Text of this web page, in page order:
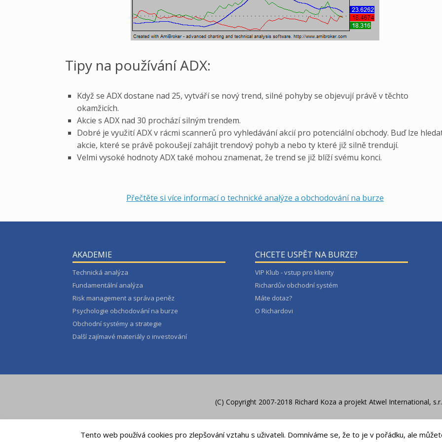
Tipy na používání ADX:
Když se ADX dostane nad 25, vytváří se nový trend, silné pohyby se objevují právě v těchto
okamžicích.
Akcie s ADX nad 30 prochází silným trendem.
Dobré je využití ADX v rácmi scannerů pro vyhledávání akcií pro potenciální obchody. Buď lze
akcie, které se právě pokoušejí zahájit trendový pohyb a nebo ty které již silně trendují.
Velmi vysoké hodnoty ADX také mohou znamenat, že trend se již blíží svému konci.
Přečtěte si více informací o technické analýze a obchodování na burze
AKADEMIE
Technická analýza
Fundamentální analýza
Risk management a správa peněz
Psychologie obchodování na burze
Obchodní systémy a strategie
Další zajímavé materiály o investování
CHCETE USPĚT NA BURZE?
VIP Klub - vstup pro klienty
Richardův obchodní systém
Máte dotaz?
O Richardovi
(C) Copyright 2007-2018 Richard Koza a projekt Atwel International,
Tento web používá cookies pro zlepšování vztahu s uživateli. Domníváme se, že to je v pořádku, ale